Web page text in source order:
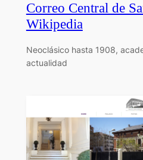
Correo Central de
Wikipedia
Neoclásico hasta 1908,
actualidad